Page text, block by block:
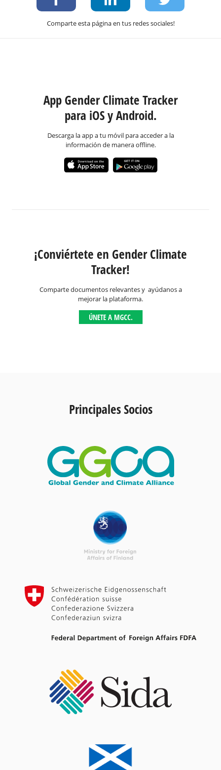
Comparte esta página en tus redes sociales!
App Gender Climate Tracker
para iOS y Android.
Descarga la app a tu móvil para acceder a la
información de manera offline.
¡Conviértete en Gender Climate
Tracker!
Comparte documentos relevantes y ayúdanos a
mejorar la plataforma.
ÚNETE A MGCC.
Principales Socios